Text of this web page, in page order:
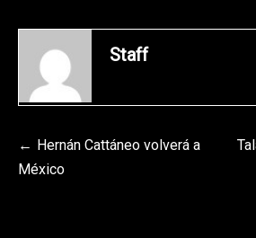
Staff
Navegación
de
Hernán Cattáneo volverá a
México